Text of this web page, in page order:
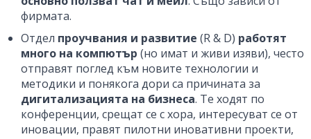
фирмата.
Отдел проучвания и развитие (R & D) работят
много на компютър (но имат и живи изяви), често
отправят поглед към новите технологии и
методики и понякога дори са причината за
дигитализацията на бизнеса. Те ходят по
конференции, срещат се с хора, интересуват се от
иновации, правят пилотни иновативни проекти,